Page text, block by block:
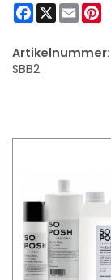
Facebook
X Email
Artikelnummer:
SBB2